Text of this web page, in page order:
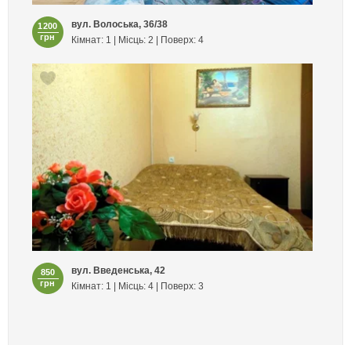
1200
грн
вул. Волоська, 36/38
Кімнат: 1 | Місць: 2 | Поверх: 4
850
грн
вул. Введенська, 42
Кімнат: 1 | Місць: 4 | Поверх: 3